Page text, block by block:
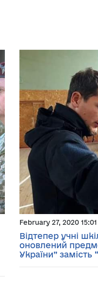
February 27, 2020 15:01
Відтепер учні
оновлений
України” замість